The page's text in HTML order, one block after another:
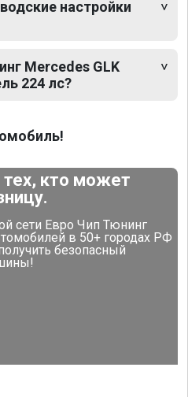
настройки
Mercedes GLK
224 лс?
кто может
сети Евро Чип Тюнинг
в 50+ городах РФ
безопасный